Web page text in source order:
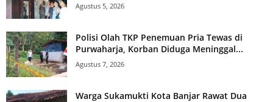
Agustus 5, 2026
Polisi Olah TKP Penemuan Pria Tewas di
Purwaharja, Korban Diduga Meninggal...
Agustus 7, 2026
Warga Sukamukti Kota Banjar Rawat Dua